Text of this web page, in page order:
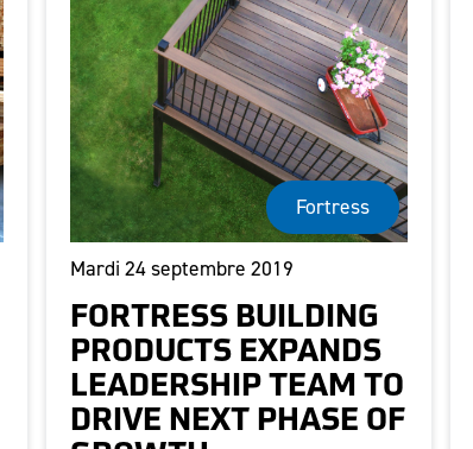
Fortress
Mardi 24 septembre 2019
FORTRESS BUILDING
PRODUCTS EXPANDS
LEADERSHIP TEAM TO
DRIVE NEXT PHASE OF